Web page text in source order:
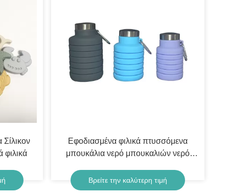
φιλικά
Εφοδιασμένα φιλικά πτυσσόμενα
μπουκάλια νερό μπουκαλιών νερό
Βρείτε την καλύτερη τιμή